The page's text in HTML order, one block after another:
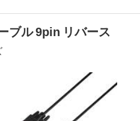
ブル 9pin リバース